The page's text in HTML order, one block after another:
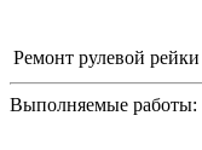
Ремонт рулевой рейки
Выполняемые работы: